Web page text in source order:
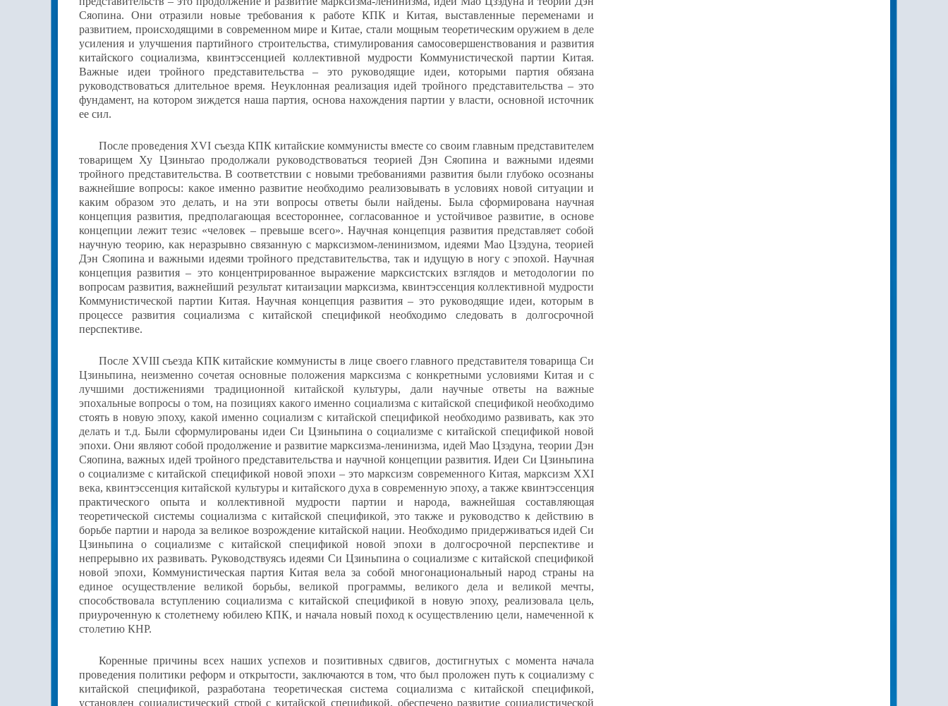
Сяопина. Они отразили новые требования к работе КПК и Китая, выставленные переменами и
развитием, происходящими в современном мире и Китае, стали мощным теоретическим оружием в деле
усиления и улучшения партийного строительства, стимулирования самосовершенствования и развития
китайского социализма, квинтэссенцией коллективной мудрости Коммунистической партии Китая.
Важные идеи тройного представительства – это руководящие идеи, которыми партия обязана
руководствоваться длительное время. Неуклонная реализация идей тройного представительства – это
фундамент, на котором зиждется наша партия, основа нахождения партии у власти, основной источник
ее сил.
После проведения XVI съезда КПК китайские коммунисты вместе со своим главным представителем
товарищем Ху Цзиньтао продолжали руководствоваться теорией Дэн Сяопина и важными идеями
тройного представительства. В соответствии с новыми требованиями развития были глубоко осознаны
важнейшие вопросы: какое именно развитие необходимо реализовывать в условиях новой ситуации и
каким образом это делать, и на эти вопросы ответы были найдены. Была сформирована научная
концепция развития, предполагающая всестороннее, согласованное и устойчивое развитие, в основе
концепции лежит тезис «человек – превыше всего». Научная концепция развития представляет собой
научную теорию, как неразрывно связанную с марксизмом-ленинизмом, идеями Мао Цзэдуна, теорией
Дэн Сяопина и важными идеями тройного представительства, так и идущую в ногу с эпохой. Научная
концепция развития – это концентрированное выражение марксистских взглядов и методологии по
вопросам развития, важнейший результат китаизации марксизма, квинтэссенцияколлективной мудрости
Коммунистической партии Китая. Научная концепция развития – это руководящие идеи, которым в
процессе развития социализма с китайской спецификой необходимо следовать в долгосрочной
перспективе.
После XVIII съезда КПК китайские коммунисты в лице своего главного представителя товарища Си
Цзиньпина,неизменно сочетая основные положения марксизма с конкретными условиями Китая и с
лучшими достижениями традиционной китайской культуры, дали научные ответы на важные
эпохальные вопросы о том, на позициях какого именно социализма с китайской спецификой необходимо
стоять в новую эпоху, какой именно социализм с китайской спецификой необходимо развивать, как это
делать и т.д. Были сформулированы идеи Си Цзиньпина о социализме с китайской спецификой новой
эпохи. Они являют собой продолжение и развитие марксизма-ленинизма, идей Мао Цзэдуна, теории Дэн
Сяопина, важных идей тройного представительства и научной концепции развития. Идеи Си Цзиньпина
о социализме с китайской спецификой новой эпохи – это марксизм современного Китая, марксизм XXI
века, квинтэссенция китайской культуры и китайского духа в современную эпоху, а также квинтэссенция
практического опыта и коллективной мудрости партии и народа, важнейшая составляющая
теоретической системы социализма с китайской спецификой, это также и руководство к действию в
борьбе партии и народа за великое возрождение китайской нации. Необходимо придерживаться идей Си
Цзиньпина о социализме с китайской спецификой новой эпохи в долгосрочной перспективе и
непрерывно их развивать. Руководствуясь идеями Си Цзиньпина о социализме с китайской спецификой
новой эпохи, Коммунистическая партия Китая вела за собой многонациональный народ страны на
единое осуществление великой борьбы, великой программы, великого дела и великой мечты,
способствовала вступлению социализма с китайской спецификой в новую эпоху, реализовала цель,
приуроченную к столетнему юбилею КПК, и начала новый поход к осуществлению цели, намеченной к
столетию КНР.
Коренные причины всех наших успехов и позитивных сдвигов, достигнутых с момента начала
проведения политики реформ и открытости, заключаются в том, что был проложен путь к социализму с
китайской спецификой, разработана теоретическая система социализма с китайской спецификой,
установлен социалистический строй с китайской спецификой, обеспечено развитие социалистической